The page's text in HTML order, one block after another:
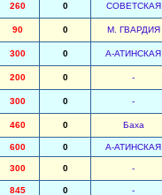
260 0 СОВЕТСКАЯ
90 0 М. ГВАРДИЯ
300 0 А-АТИНСКАЯ
200 0 -
300 0 -
460 0 Баха
600 0 А-АТИНСКАЯ
300 0 -
845 0 -